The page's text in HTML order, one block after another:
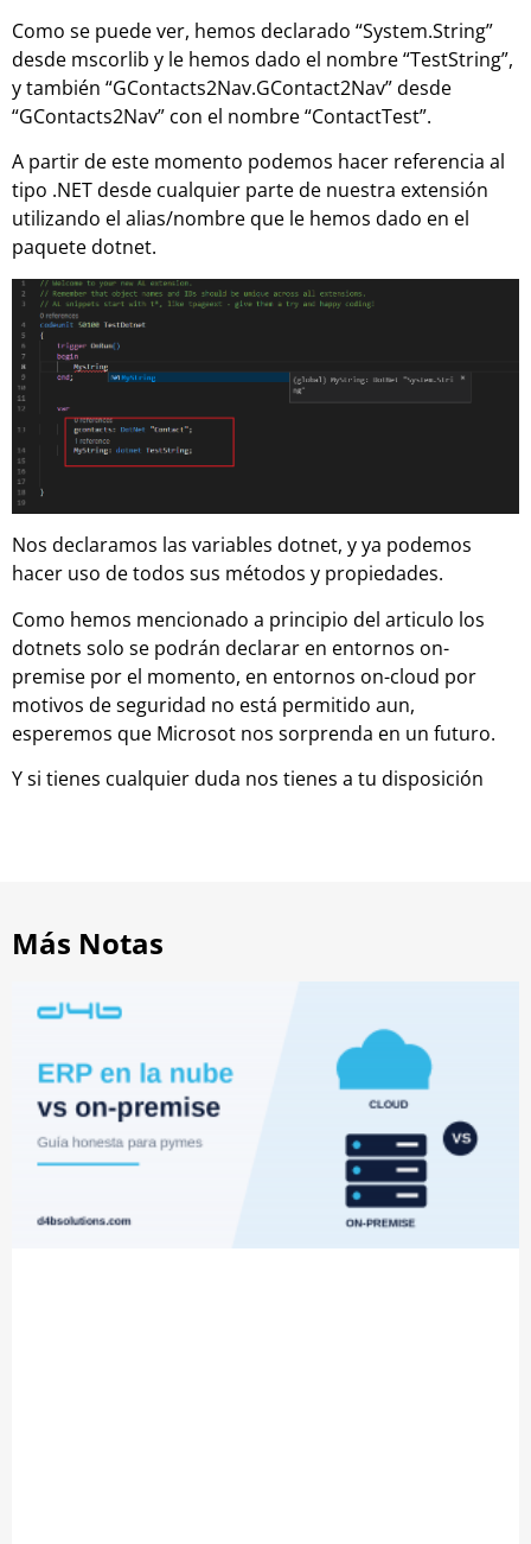
Como se puede ver, hemos declarado “System.String”
desde mscorlib y le hemos dado el nombre “TestString”,
y también “GContacts2Nav.GContact2Nav” desde
“GContacts2Nav” con el nombre “ContactTest”.
A partir de este momento podemos hacer referencia al
tipo .NET desde cualquier parte de nuestra extensión
utilizando el alias/nombre que le hemos dado en el
paquete dotnet.
Nos declaramos las variables dotnet, y ya podemos
hacer uso de todos sus métodos y propiedades.
Como hemos mencionado a principio del articulo los
dotnets solo se podrán declarar en entornos on-
premise por el momento, en entornos on-cloud por
motivos de seguridad no está permitido aun,
esperemos que Microsot nos sorprenda en un futuro.
Y si tienes cualquier duda nos tienes a tu disposición
Más Notas